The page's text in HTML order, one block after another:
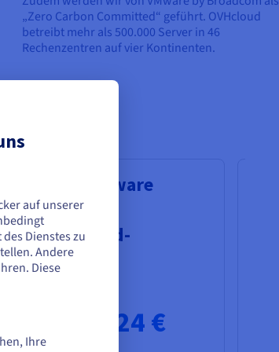
„Zero Carbon Committed“ geführt. OVHcloud
betreibt mehr als 500.000 Server in 46
Rechenzentren auf vier Kontinenten.
Managed VMware
vSphere mit
SecNumCloud-
Qualifikation
3.299,5424 €
im Monat (inkl. MwSt.)
zu
auf der
auf unserer
Dienstes zu
Andere
Diese
Ihre